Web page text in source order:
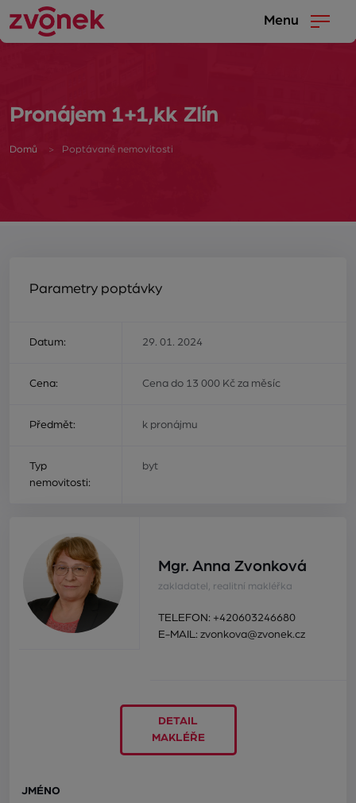
Menu
Pronájem 1+1,kk Zlín
Domů Poptávané nemovitosti
Parametry poptávky
Datum: 29. 01. 2024
Cena: Cena do 13 000 Kč za měsíc
Předmět: k pronájmu
Typ
nemovitosti:
byt
Mgr. Anna Zvonková
zakladatel, realitní makléřka
TELEFON: +420603246680
E-MAIL: zvonkova@zvonek.cz
DETAIL
MAKLÉŘE
JMÉNO